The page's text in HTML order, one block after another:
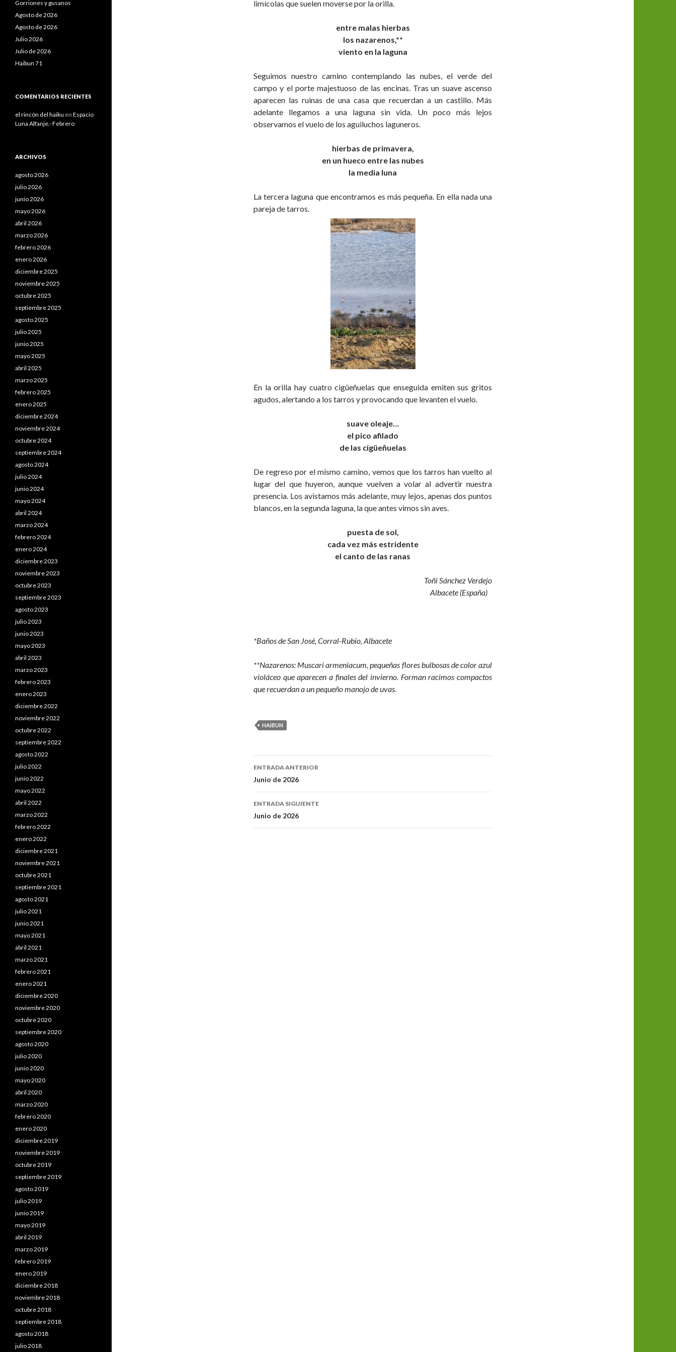
limícolas que suelen moverse por la orilla.
entre malas hierbas
los nazarenos,**
viento en la laguna
Seguimos nuestro camino contemplando las nubes, el verde del
campo y el porte majestuoso de las encinas. Tras un suave ascenso
aparecen las ruinas de una casa que recuerdan a un castillo. Más
adelante llegamos a una laguna sin vida. Un poco más lejos
observamos el vuelo de los aguiluchos laguneros.
hierbas de primavera,
en un hueco entre las nubes
la media luna
La tercera laguna que encontramos es más pequeña. En ella nada una
pareja de tarros.
En la orilla hay cuatro cigüeñuelas que enseguida emiten sus gritos
agudos, alertando a los tarros y provocando que levanten el vuelo.
suave oleaje…
el pico afilado
de las cigüeñuelas
De regreso por el mismo camino, vemos que los tarros han vuelto al
lugar del que huyeron, aunque vuelven a volar al advertir nuestra
presencia. Los avistamos más adelante, muy lejos, apenas dos puntos
blancos, en la segunda laguna, la que antes vimos sin aves.
puesta de sol,
cada vez más estridente
el canto de las ranas
Toñi Sánchez Verdejo
Albacete (España)
*Baños de San José, Corral-Rubio, Albacete
**Nazarenos: Muscari armeniacum, pequeñas flores bulbosas de color azul
violáceo que aparecen a finales del invierno. Forman racimos compactos
que recuerdan a un pequeño manojo de uvas.
HAIBUN
Navegación
de
entradas
ENTRADA ANTERIOR
Junio de 2026
ENTRADA SIGUIENTE
Junio de 2026
Gorriones y gusanos
Agosto de 2026
Agosto de 2026
Julio 2026
Julio de 2026
Haibun 71
COMENTARIOS RECIENTES
el rincón del haiku en Espacio
Luna Alfanje.- Febrero
ARCHIVOS
agosto 2026
julio 2026
junio 2026
mayo 2026
abril 2026
marzo 2026
febrero 2026
enero 2026
diciembre 2025
noviembre 2025
octubre 2025
septiembre 2025
agosto 2025
julio 2025
junio 2025
mayo 2025
abril 2025
marzo 2025
febrero 2025
enero 2025
diciembre 2024
noviembre 2024
octubre 2024
septiembre 2024
agosto 2024
julio 2024
junio 2024
mayo 2024
abril 2024
marzo 2024
febrero 2024
enero 2024
diciembre 2023
noviembre 2023
octubre 2023
septiembre 2023
agosto 2023
julio 2023
junio 2023
mayo 2023
abril 2023
marzo 2023
febrero 2023
enero 2023
diciembre 2022
noviembre 2022
octubre 2022
septiembre 2022
agosto 2022
julio 2022
junio 2022
mayo 2022
abril 2022
marzo 2022
febrero 2022
enero 2022
diciembre 2021
noviembre 2021
octubre 2021
septiembre 2021
agosto 2021
julio 2021
junio 2021
mayo 2021
abril 2021
marzo 2021
febrero 2021
enero 2021
diciembre 2020
noviembre 2020
octubre 2020
septiembre 2020
agosto 2020
julio 2020
junio 2020
mayo 2020
abril 2020
marzo 2020
febrero 2020
enero 2020
diciembre 2019
noviembre 2019
octubre 2019
septiembre 2019
agosto 2019
julio 2019
junio 2019
mayo 2019
abril 2019
marzo 2019
febrero 2019
enero 2019
diciembre 2018
noviembre 2018
octubre 2018
septiembre 2018
agosto 2018
julio 2018